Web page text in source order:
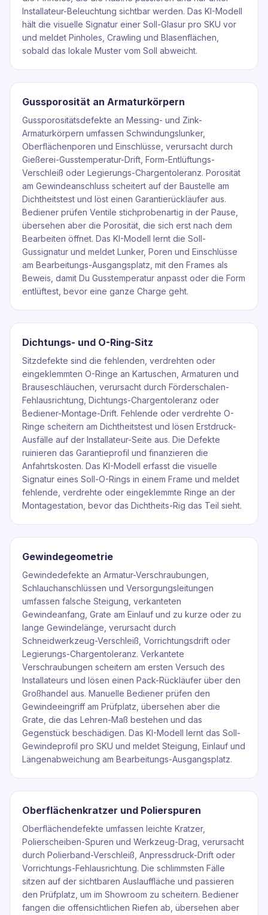
Installateur-Beleuchtung sichtbar werden. Das KI-Modell
hält die visuelle Signatur einer Soll-Glasur pro SKU vor
und meldet Pinholes, Crawling und Blasenflächen,
sobald das lokale Muster vom Soll abweicht.
Gussporosität an Armaturkörpern
Gussporositätsdefekte an Messing- und Zink-
Armaturkörpern umfassen Schwindungslunker,
Oberflächenporen und Einschlüsse, verursacht durch
Gießerei-Gusstemperatur-Drift, Form-Entlüftungs-
Verschleiß oder Legierungs-Chargentoleranz. Porosität
am Gewindeanschluss scheitert auf der Baustelle am
Dichtheitstest und löst einen Garantierückläufer aus.
Bediener prüfen Ventile stichprobenartig in der Pause,
übersehen aber die Porosität, die sich erst nach dem
Bearbeiten öffnet. Das KI-Modell lernt die Soll-
Gussignatur und meldet Lunker, Poren und Einschlüsse
am Bearbeitungs-Ausgangsplatz, mit den Frames als
Beweis, damit Du Gusstemperatur anpasst oder die Form
entlüftest, bevor eine ganze Charge geht.
Dichtungs- und O-Ring-Sitz
Sitzdefekte sind die fehlenden, verdrehten oder
eingeklemmten O-Ringe an Kartuschen, Armaturen und
Brauseschläuchen, verursacht durch Förderschalen-
Fehlausrichtung, Dichtungs-Chargentoleranz oder
Bediener-Montage-Drift. Fehlende oder verdrehte O-
Ringe scheitern am Dichtheitstest und lösen Erstdruck-
Ausfälle auf der Installateur-Seite aus. Die Defekte
ruinieren das Garantieprofil und finanzieren die
Anfahrtskosten. Das KI-Modell erfasst die visuelle
Signatur eines Soll-O-Rings in einem Frame und meldet
fehlende, verdrehte oder eingeklemmte Ringe an der
Montagestation, bevor das Dichtheits-Rig das Teil sieht.
Gewindegeometrie
Gewindedefekte an Armatur-Verschraubungen,
Schlauchanschlüssen und Versorgungsleitungen
umfassen falsche Steigung, verkanteten
Gewindeanfang, Grate am Einlauf und zu kurze oder zu
lange Gewindelänge, verursacht durch
Schneidwerkzeug-Verschleiß, Vorrichtungsdrift oder
Legierungs-Chargentoleranz. Verkantete
Verschraubungen scheitern am ersten Versuch des
Installateurs und lösen einen Pack-Rückläufer über den
Großhandel aus. Manuelle Bediener prüfen den
Gewindeeingriff am Prüfplatz, übersehen aber die
Grate, die das Lehren-Maß bestehen und das
Gegenstück beschädigen. Das KI-Modell lernt das Soll-
Gewindeprofil pro SKU und meldet Steigung, Einlauf und
Längenabweichung am Bearbeitungs-Ausgangsplatz.
Oberflächenkratzer und Polierspuren
Oberflächendefekte umfassen leichte Kratzer,
Polierscheiben-Spuren und Werkzeug-Drag, verursacht
durch Polierband-Verschleiß, Anpressdruck-Drift oder
Vorrichtungs-Fehlausrichtung. Die schlimmsten Fälle
sitzen auf der sichtbaren Auslauffläche und passieren
den Prüfplatz, um im Showroom zu scheitern. Bediener
fangen die offensichtlichen Riefen ab, übersehen aber